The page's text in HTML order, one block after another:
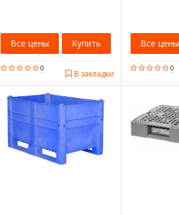
0
В закладки
Все цены Купить
0
Все цены